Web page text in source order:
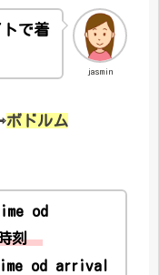
jasmin
トで着
ボドルム
od
時刻
od arrival